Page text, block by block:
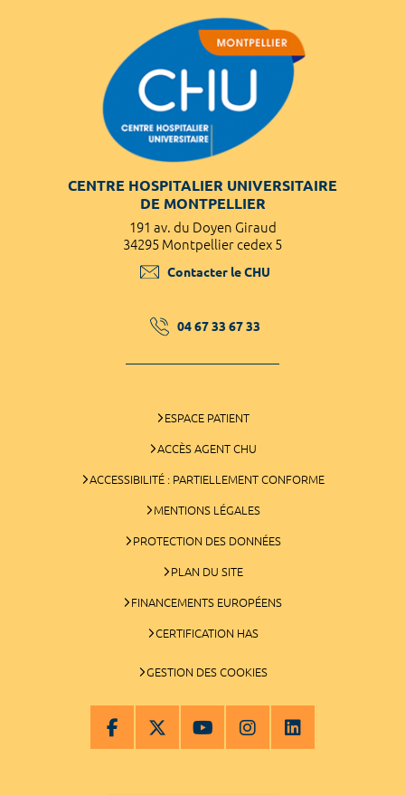
CENTRE HOSPITALIER UNIVERSITAIRE
DE MONTPELLIER
191 av. du Doyen Giraud
34295 Montpellier cedex 5
Contacter le CHU
04 67 33 67 33
ESPACE PATIENT
ACCÈS AGENT CHU
ACCESSIBILITÉ : PARTIELLEMENT CONFORME
MENTIONS LÉGALES
PROTECTION DES DONNÉES
PLAN DU SITE
FINANCEMENTS EUROPÉENS
CERTIFICATION HAS
GESTION DES COOKIES